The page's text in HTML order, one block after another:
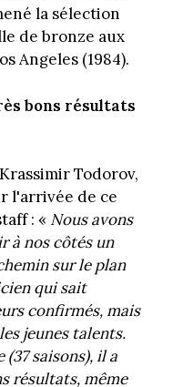
la sélection
de bronze aux
Angeles (1984).
bons résultats
Todorov,
l'arrivée de ce
: « Nous avons
à nos côtés un
sur le plan
qui sait
confirmés, mais
jeunes talents.
saisons), il a
résultats, même